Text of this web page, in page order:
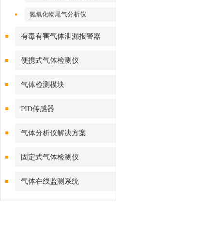
氮氧化物尾气分析仪
有毒有害气体泄漏报警器
便携式气体检测仪
气体检测模块
PID传感器
气体分析仪解决方案
固定式气体检测仪
气体在线监测系统